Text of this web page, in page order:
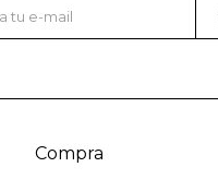
Compra